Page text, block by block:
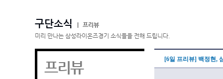
구단소식
프리뷰
미리 만나는 삼성라이온즈경기 소식들을 전해 드립니다.
프리뷰 [6일 프리뷰] 백정현,